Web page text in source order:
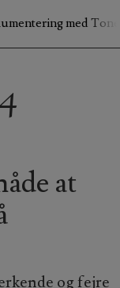
med
at
og fejre